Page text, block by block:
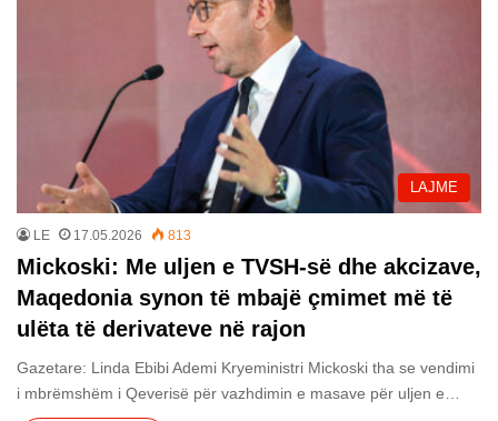
LAJME
LE 17.05.2026 813
Mickoski: Me uljen e TVSH-së dhe akcizave,
Maqedonia synon të mbajë çmimet më të
ulëta të derivateve në rajon
Gazetare: Linda Ebibi Ademi Kryeministri Mickoski tha se vendimi
i mbrëmshëm i Qeverisë për vazhdimin e masave për uljen e…